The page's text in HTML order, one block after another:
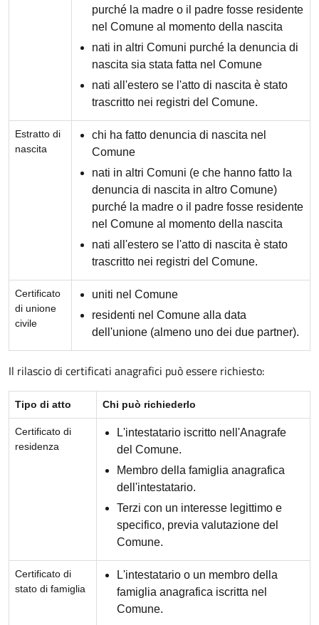
purché la madre o il padre fosse residente
nel Comune al momento della nascita
nati in altri Comuni purché la denuncia di
nascita sia stata fatta nel Comune
nati all'estero se l'atto di nascita è stato
trascritto nei registri del Comune.
Estratto di
nascita
chi ha fatto denuncia di nascita nel
Comune
nati in altri Comuni (e che hanno fatto la
denuncia di nascita in altro Comune)
purché la madre o il padre fosse residente
nel Comune al momento della nascita
nati all'estero se l'atto di nascita è stato
trascritto nei registri del Comune.
Certificato
di unione
civile
uniti nel Comune
residenti nel Comune alla data
dell'unione (almeno uno dei due partner).
Il rilascio di certificati anagrafici può essere richiesto:
Tipo di atto Chi può richiederlo
Certificato di
residenza
L'intestatario iscritto nell'Anagrafe
del Comune.
Membro della famiglia anagrafica
dell'intestatario.
Terzi con un interesse legittimo e
specifico, previa valutazione del
Comune.
Certificato di
stato di famiglia
L'intestatario o un membro della
famiglia anagrafica iscritta nel
Comune.